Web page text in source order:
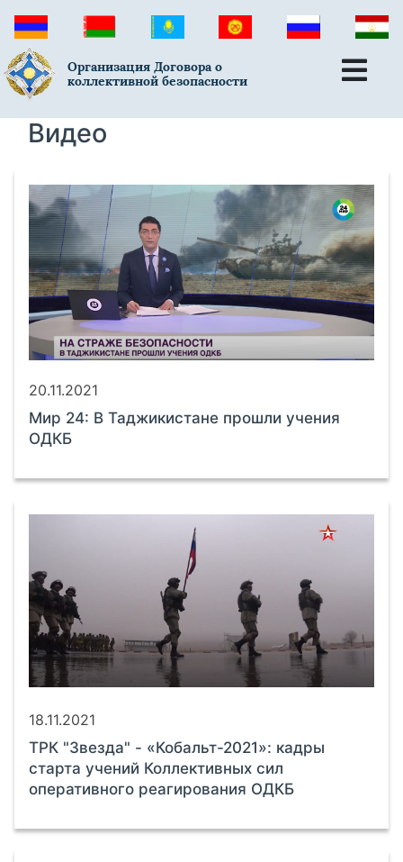
Организация Договора о
коллективной безопасности
Видео
20.11.2021
Мир 24: В Таджикистане прошли учения
ОДКБ
18.11.2021
ТРК "Звезда" - «Кобальт-2021»: кадры
старта учений Коллективных сил
оперативного реагирования ОДКБ